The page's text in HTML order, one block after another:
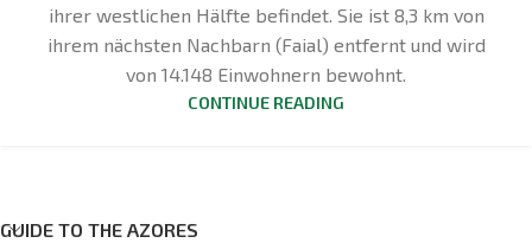
ihrer westlichen Hälfte befindet. Sie ist 8,3 km von
ihrem nächsten Nachbarn (Faial) entfernt und wird
von 14.148 Einwohnern bewohnt.
CONTINUE READING
GUIDE TO THE AZORES